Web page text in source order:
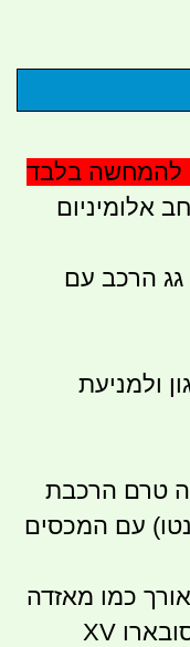
להמחשה בלבד
אלומיניום
גג הרכב עם
ולמניעת
טרם הרכבת
עם המכסים
כמו מאזדה
5-טיוטה לנד-קרוזר,פורסטר, סובארו XV